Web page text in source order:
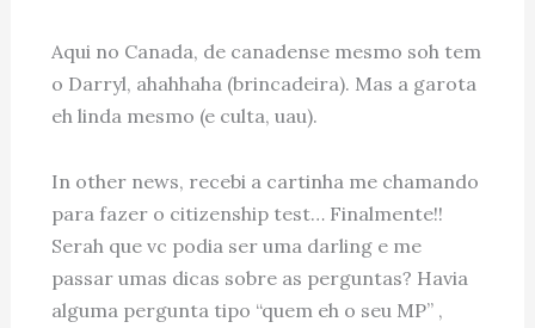
Aqui no Canada, de canadense mesmo soh tem
o Darryl, ahahhaha (brincadeira). Mas a garota
eh linda mesmo (e culta, uau).
In other news, recebi a cartinha me chamando
para fazer o citizenship test… Finalmente!!
Serah que vc podia ser uma darling e me
passar umas dicas sobre as perguntas? Havia
alguma pergunta tipo “quem eh o seu MP” ,